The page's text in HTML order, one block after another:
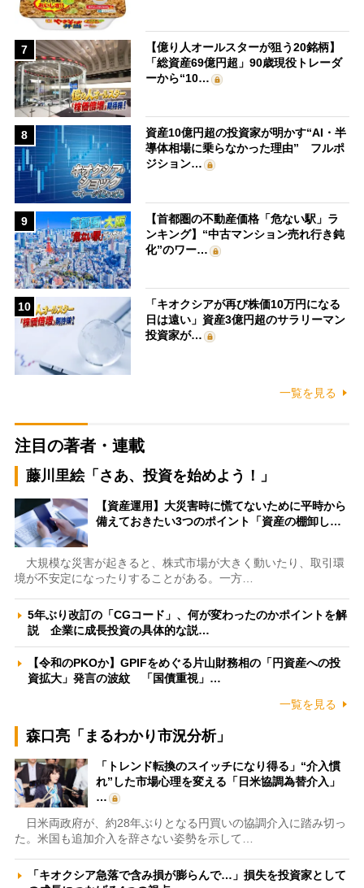
7
【億り人オールスターが狙う20銘柄】
「総資産69億円超」90歳現役トレーダ
ーから“10…
8
資産10億円超の投資家が明かす“AI・半
導体相場に乗らなかった理由” フルポ
ジション…
9
【首都圏の不動産価格「危ない駅」ラ
ンキング】“中古マンション売れ行き鈍
化”のワー…
10
「キオクシアが再び株価10万円になる
日は遠い」資産3億円超のサラリーマン
投資家が…
一覧を見る
注目の著者・連載
藤川里絵「さあ、投資を始めよう！」
【資産運用】大災害時に慌てないために平時から
備えておきたい3つのポイント「資産の棚卸し…
大規模な災害が起きると、株式市場が大きく動いたり、取引環
境が不安定になったりすることがある。一方…
5年ぶり改訂の「CGコード」、何が変わったのかポイントを解
説 企業に成長投資の具体的な説…
【令和のPKOか】GPIFをめぐる片山財務相の「円資産への投
資拡大」発言の波紋 「国債重視」…
一覧を見る
森口亮「まるわかり市況分析」
「トレンド転換のスイッチになり得る」“介入慣
れ”した市場心理を変える「日米協調為替介入」
…
日米両政府が、約28年ぶりとなる円買いの協調介入に踏み切っ
た。米国も追加介入を辞さない姿勢を示して…
「キオクシア急落で含み損が膨らんで…」損失を投資家として